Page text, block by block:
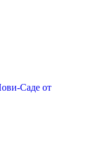
Саде от